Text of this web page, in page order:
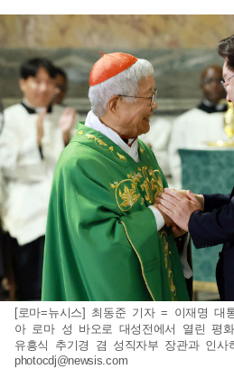
[로마=뉴시스] 최동준 기자 = 이재명 대
아 로마 성 바오로 대성전에서 열린 평
유흥식 추기경 겸 성직자부 장관과 인사
photocdj@newsis.com